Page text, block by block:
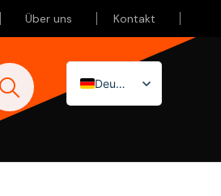
Über uns Kontakt
Deutsch
Nederlands